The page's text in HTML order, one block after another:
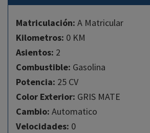
Matriculación: A Matricular
Kilometros: 0 KM
Asientos: 2
Combustible: Gasolina
Potencia: 25 CV
Color Exterior: GRIS MATE
Cambio: Automatico
Velocidades: 0